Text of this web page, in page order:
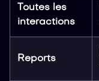
Toutes les
interactions
Reports